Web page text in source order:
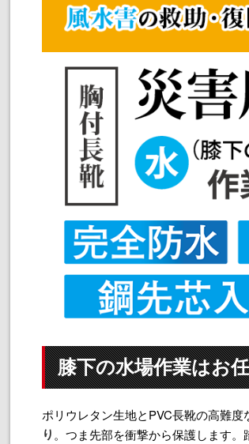
膝下の水場作業はお
ポリウレタン生地とPVC長靴の高難
り 。つま先部を衝撃から保護します